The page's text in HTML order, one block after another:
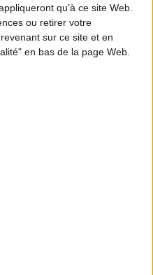
qu’à ce site Web.
ou retirer votre
sur ce site et en
en bas de la page Web.